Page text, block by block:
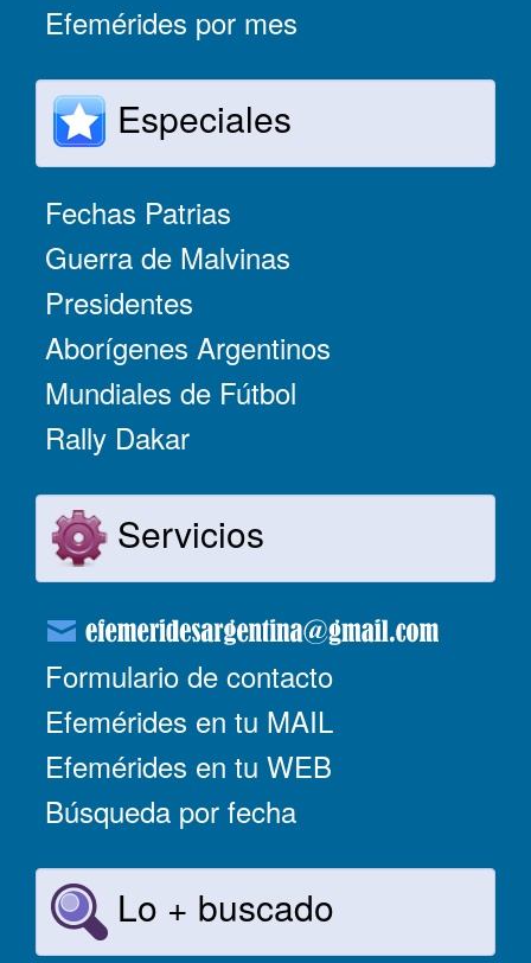
Efemérides por mes
Especiales
Fechas Patrias
Guerra de Malvinas
Presidentes
Aborígenes Argentinos
Mundiales de Fútbol
Rally Dakar
Servicios
Formulario de contacto
Efemérides en tu MAIL
Efemérides en tu WEB
Búsqueda por fecha
Lo + buscado